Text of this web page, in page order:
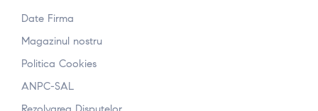
Date Firma
Magazinul nostru
Politica Cookies
ANPC-SAL